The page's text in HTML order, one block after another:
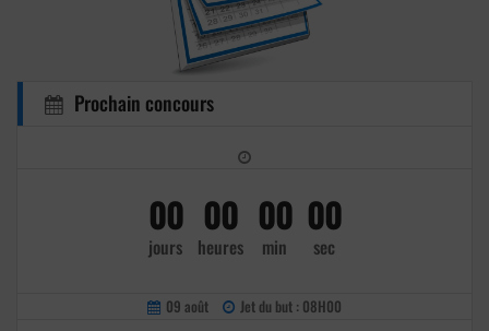
Prochain concours
00
jours
00
heures
00
min
00
sec
09 août Jet du but : 08H00